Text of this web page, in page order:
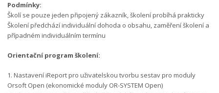
Podmínky:
Školí se pouze jeden připojený zákazník, školení probíhá prakticky
Školení předchází individuální dohoda o obsahu, zaměření školení a
případném individuálním termínu
Orientační program školení:
1. Nastavení iReport pro uživatelskou tvorbu sestav pro moduly
Orsoft Open (ekonomické moduly OR-SYSTEM Open)